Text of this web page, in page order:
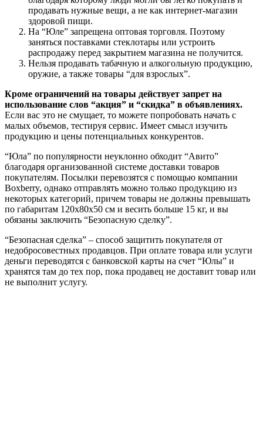
продавать нужные вещи, а не как интернет-магазин
здоровой пищи.
На “Юле” запрещена оптовая торговля. Поэтому
заняться поставками стеклотары или устроить
распродажу перед закрытием магазина не получится.
Нельзя продавать табачную и алкогольную продукцию,
оружие, а также товары “для взрослых”.
Кроме ограничений на товары действует запрет на
использование слов “акция” и “скидка” в объявлениях.
Если вас это не смущает, то можете попробовать начать с
малых объемов, тестируя сервис. Имеет смысл изучить
продукцию и цены потенциальных конкурентов.
“Юла” по популярности неуклонно обходит “Авито”
благодаря организованной системе доставки товаров
покупателям. Посылки перевозятся с помощью компании
Boxberry, однако отправлять можно только продукцию из
некоторых категорий, причем товары не должны превышать
по габаритам 120х80х50 см и весить больше 15 кг, и вы
обязаны заключить “Безопасную сделку”.
“Безопасная сделка” – способ защитить покупателя от
недобросовестных продавцов. При оплате товара или услуги
деньги переводятся с банковской карты на счет “Юлы” и
хранятся там до тех пор, пока продавец не доставит товар или
не выполнит услугу.